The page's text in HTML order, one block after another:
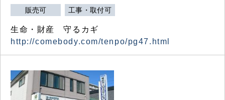
販売可 工事・取付可
生命・財産 守るカギ
http://comebody.com/tenpo/pg47.html